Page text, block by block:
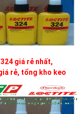
324 giá rẻ nhất,
rẻ, tổng kho keo